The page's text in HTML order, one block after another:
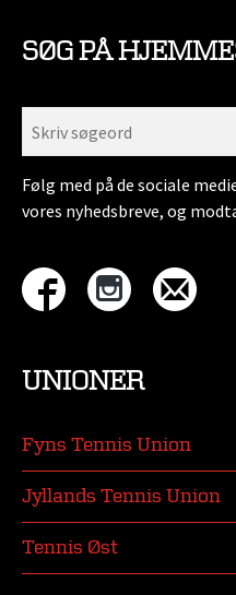
SØG PÅ
Følg med på de sociale
vores nyhedsbreve, og
UNIONER
Fyns Tennis Union
Jyllands Tennis Union
Tennis Øst